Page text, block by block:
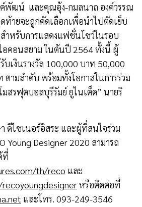
พัฒน์ และคุณอุ้ง-กมลนาถ องค์วรรณ
ท้ายจะถูกคัดเลือกเพื่อนำไปตัดเย็บ
ำหรับการแสดงแฟชั่นโชว์ในรอบ
อคอนสยาม ในต้นปี 2564 ทั้งนี้ ผู้
บเงินรางวัล 100,000 บาท 50,000
ามลำดับ พร้อมทั้งโอกาสในการร่วม
มสรฟุตบอลบุรีรัมย์ ยูไนเต็ด” นายริ
ดีไซเนอร์อิสระ และผู้ที่สนใจร่วม
Young Designer 2020 สามารถ
ที่
th/reco และ
หรือติดต่อที่
และโทร. 093-249-3546